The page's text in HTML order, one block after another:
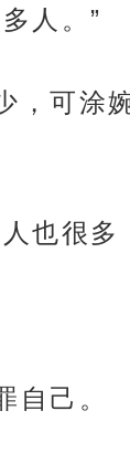
人。”
可涂
也很多
己。